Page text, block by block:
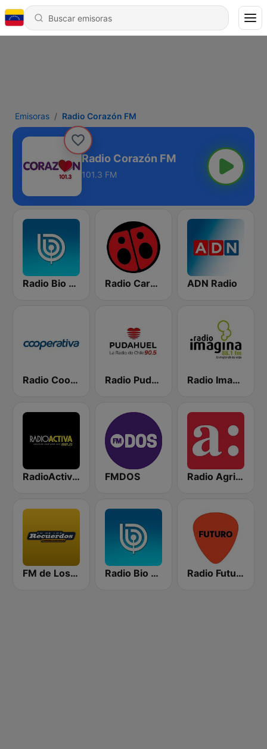
Emisoras Radio Corazón FM
Radio Corazón FM
101.3 FM
Radio Bio Bio Santiago Radio Carolina ADN Radio
Radio Cooperativa Radio Pudahuel Radio Imagina
RadioActiva 92.5 FMDOS Radio Agricultura
FM de Los Recuerdos Radio Bio Bio Concepción Radio Futuro FM